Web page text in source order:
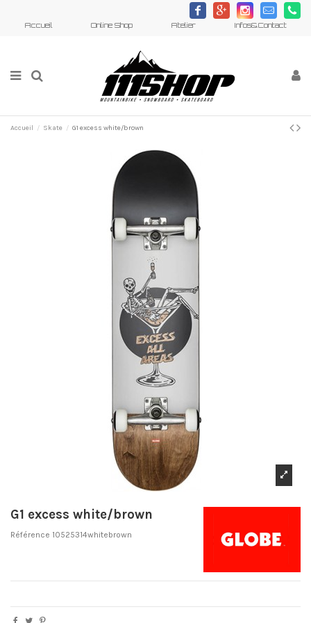
Accueil Online Shop Atelier Infos&Contact
c h d m j
Accueil Skate G1 excess white/brown
G1 excess white/brown
Référence 10525314whitebrown